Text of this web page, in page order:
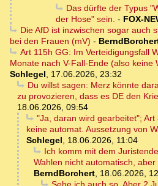
Das dürfte der Typus
der Hose" sein. - FOX-
Die AfD ist inzwischen sogar auch
bei den Frauen (mV) -
Art 115h GG: Im Verteidigungsfall
Monate nach V-Fall-Ende (also keine
Schlegel, 17.06.2026, 23:32
Du willst sagen: Merz könnte
zu provozieren, dass es DE den
18.06.2026, 09:54
"Ja, daran wird gearbeitet";
keine automat. Aussetzung von
Schlegel, 18.06.2026, 11:04
Ich komm mit dem
Wahlen nicht automatisch,
BerndBorchert, 18.06.2026,